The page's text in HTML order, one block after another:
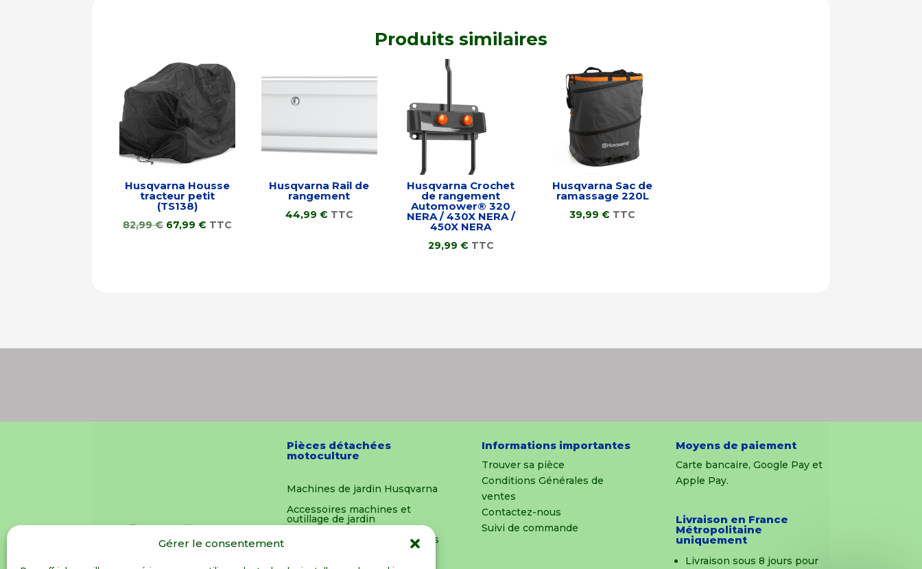
Gérer le consentement
Produits similaires
Husqvarna Housse
tracteur petit
(TS138)
82,99€ Le
67,99€ Le
TTC
Husqvarna Rail de
rangement
44,99 € TTC
Husqvarna Crochet
de rangement
Automower® 320
NERA / 430X NERA /
450X NERA
29,99 € TTC
Husqvarna Sac de
ramassage 220L
39,99€ TTC
Pièces détachées
motoculture
Machines de jardin Husqvarna
Accessoires machines et
outillage de jardin
Pièces détachées et outillages
Informations importantes
Trouver sa pièce
Conditions Générales de
ventes
Contactez-nous
Suivi de commande
Moyens de paiement
Carte bancaire, Google Pay et
Apple Pay.
Livraison en France
Métropolitaine
uniquement
Livraison sous 8 jours pour